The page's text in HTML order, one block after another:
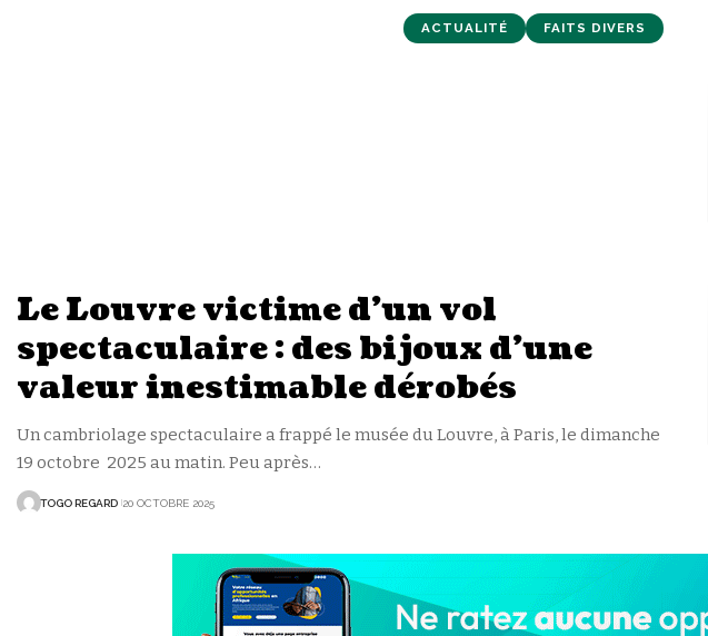
ACTUALITÉ FAITS DIVERS
Le Louvre victime d’un vol
spectaculaire : des bijoux d’une
valeur inestimable dérobés
Un cambriolage spectaculaire a frappé le musée du Louvre, à Paris, le dimanche
19 octobre 2025 au matin. Peu après…
TOGO REGARD 20 OCTOBRE 2025